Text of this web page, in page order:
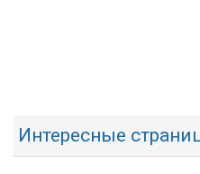
Интересные